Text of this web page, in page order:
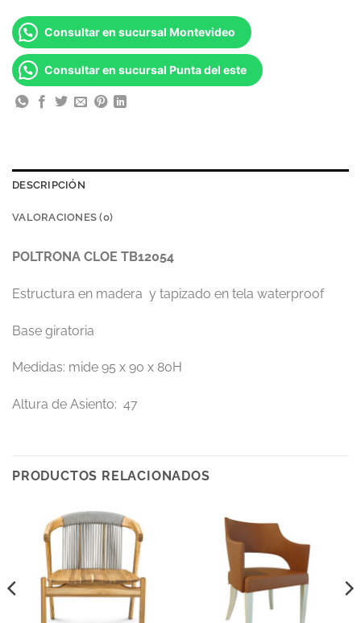
Consultar en sucursal Montevideo
Consultar en sucursal Punta del este
DESCRIPCIÓN
VALORACIONES (0)
POLTRONA CLOE TB12054
Estructura en madera y tapizado en tela waterproof
Base giratoria
Medidas: mide 95 x 90 x 80H
Altura de Asiento: 47
PRODUCTOS RELACIONADOS